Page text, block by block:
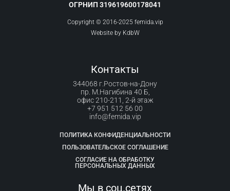
ОГРНИП 319619600178041
Copyright © 2016-2025 femida.vip
Website by KdbW
Контакты
344068 г.Ростов-на-Дону
пр. М.Нагибина 40 Б,
офис 210-211, 2-й этаж
+7 951 512 56 00
info@femida.vip
ПОЛИТИКА КОНФИДЕНЦИАЛЬНОСТИ
ПОЛЬЗОВАТЕЛЬСКОЕ СОГЛАШЕНИЕ
СОГЛАСИЕ НА ОБРАБОТКУ
ПЕРСОНАЛЬНЫХ ДАННЫХ
Мы в соц.сетях